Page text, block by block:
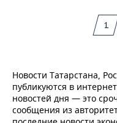
1
Новости Татарстана,
публикуются в
новостей дня — это
сообщения из